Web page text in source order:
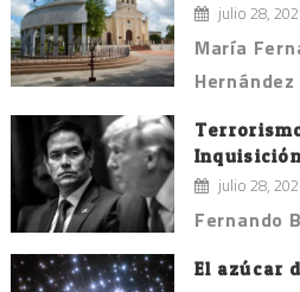
julio 28,
María
Hernández
julio 28,
Fernando
El azúcar